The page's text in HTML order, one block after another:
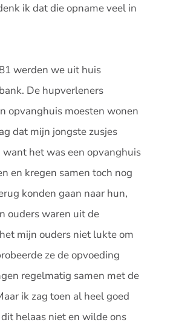
ik dat die opname veel in
werden we uit huis
De hupverleners
opvanghuis moesten wonen
dat mijn jongste zusjes
het was een opvanghuis
en kregen samen toch nog
konden gaan naar hun,
ouders waren uit de
mijn ouders niet lukte om
ze de opvoeding
regelmatig samen met de
ik zag toen al heel goed
helaas niet en wilde ons